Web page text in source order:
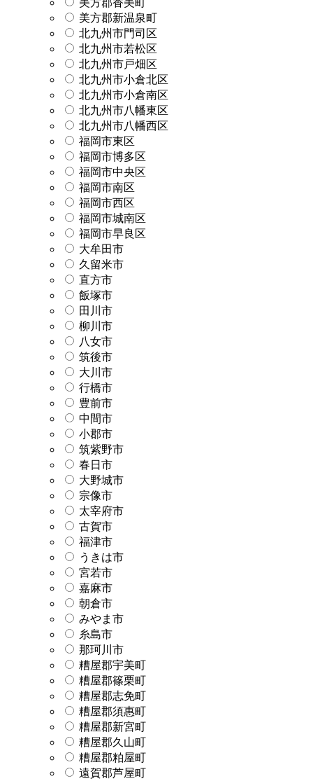
美方郡新温泉町
北九州市門司区
北九州市若松区
北九州市戸畑区
北九州市小倉北区
北九州市小倉南区
北九州市八幡東区
北九州市八幡西区
福岡市東区
福岡市博多区
福岡市中央区
福岡市南区
福岡市西区
福岡市城南区
福岡市早良区
大牟田市
久留米市
直方市
飯塚市
田川市
柳川市
八女市
筑後市
大川市
行橋市
豊前市
中間市
小郡市
筑紫野市
春日市
大野城市
宗像市
太宰府市
古賀市
福津市
うきは市
宮若市
嘉麻市
朝倉市
みやま市
糸島市
那珂川市
糟屋郡宇美町
糟屋郡篠栗町
糟屋郡志免町
糟屋郡須惠町
糟屋郡新宮町
糟屋郡久山町
糟屋郡粕屋町
遠賀郡芦屋町